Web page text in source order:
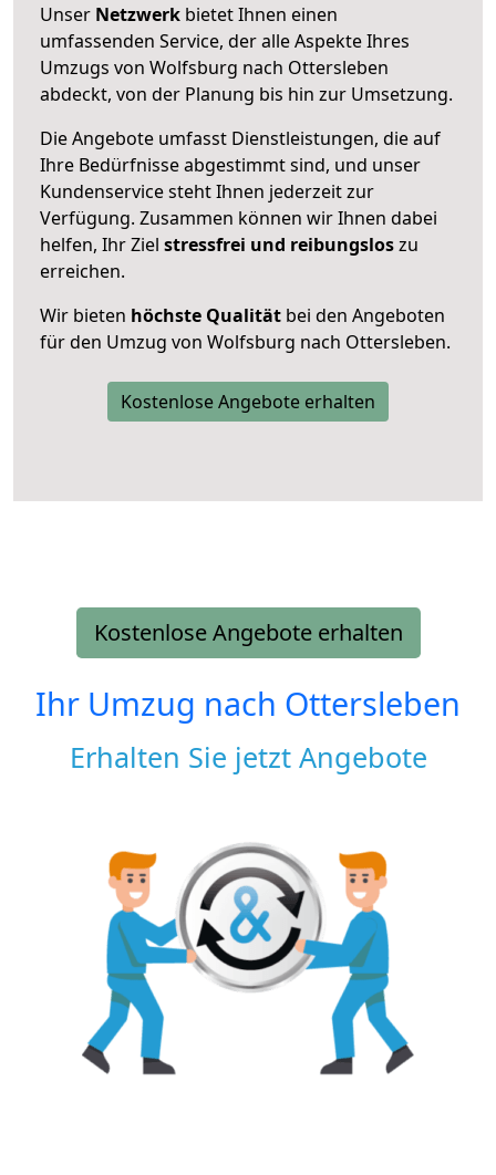
Unser Netzwerk bietet Ihnen einen
umfassenden Service, der alle Aspekte Ihres
Umzugs von Wolfsburg nach Ottersleben
abdeckt, von der Planung bis hin zur Umsetzung.
Die Angebote umfasst Dienstleistungen, die auf
Ihre Bedürfnisse abgestimmt sind, und unser
Kundenservice steht Ihnen jederzeit zur
Verfügung. Zusammen können wir Ihnen dabei
helfen, Ihr Ziel stressfrei und reibungsloszu
erreichen.
Wir bieten höchste Qualität bei den Angeboten
für den Umzug von Wolfsburg nach Ottersleben.
Kostenlose Angebote erhalten
Kostenlose Angebote erhalten
Ihr Umzug nach Ottersleben
Erhalten Sie jetzt Angebote